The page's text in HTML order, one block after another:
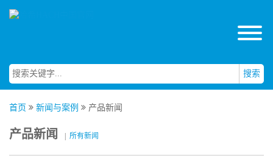
搜索
首页 新闻与案例 产品新闻
产品新闻 所有新闻